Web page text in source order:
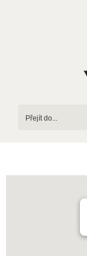
Přejít do...